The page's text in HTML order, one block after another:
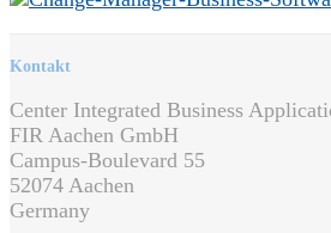
Kontakt
Center Integrated Business
FIR Aachen GmbH
Campus-Boulevard 55
52074 Aachen
Germany